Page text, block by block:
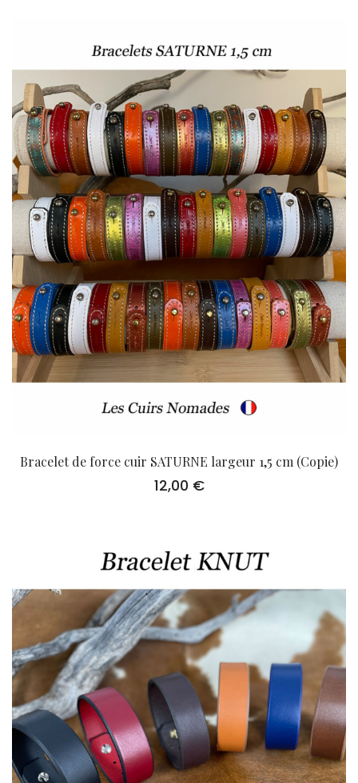
Bracelet de force cuir SATURNE largeur 1,5 cm (Copie)
12,00 €